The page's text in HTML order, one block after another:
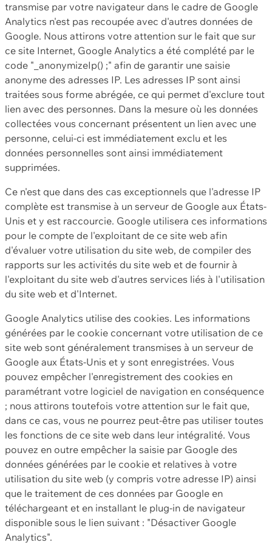
transmise par votre navigateur dans le cadre de Google
Analytics n'est pas recoupée avec d'autres données de
Google. Nous attirons votre attention sur le fait que sur
ce site Internet, Google Analytics a été complété par le
code "_anonymizeIp() ;" afin de garantir une saisie
anonyme des adresses IP. Les adresses IP sont ainsi
traitées sous forme abrégée, ce qui permet d'exclure tout
lien avec des personnes. Dans la mesure où les données
collectées vous concernant présentent un lien avec une
personne, celui-ci est immédiatement exclu et les
données personnelles sont ainsi immédiatement
supprimées.
Ce n'est que dans des cas exceptionnels que l'adresse IP
complète est transmise à un serveur de Google aux États-
Unis et y est raccourcie. Google utilisera ces informations
pour le compte de l'exploitant de ce site web afin
d'évaluer votre utilisation du site web, de compiler des
rapports sur les activités du site web et de fournir à
l'exploitant du site web d'autres services liés à l'utilisation
du site web et d'Internet.
Google Analytics utilise des cookies. Les informations
générées par le cookie concernant votre utilisation de ce
site web sont généralement transmises à un serveur de
Google aux États-Unis et y sont enregistrées. Vous
pouvez empêcher l'enregistrement des cookies en
paramétrant votre logiciel de navigation en conséquence
; nous attirons toutefois votre attention sur le fait que,
dans ce cas, vous ne pourrez peut-être pas utiliser toutes
les fonctions de ce site web dans leur intégralité. Vous
pouvez en outre empêcher la saisie par Google des
données générées par le cookie et relatives à votre
utilisation du site web (y compris votre adresse IP) ainsi
que le traitement de ces données par Google en
téléchargeant et en installant le plug-in de navigateur
disponible sous le lien suivant : "Désactiver Google
Analytics".